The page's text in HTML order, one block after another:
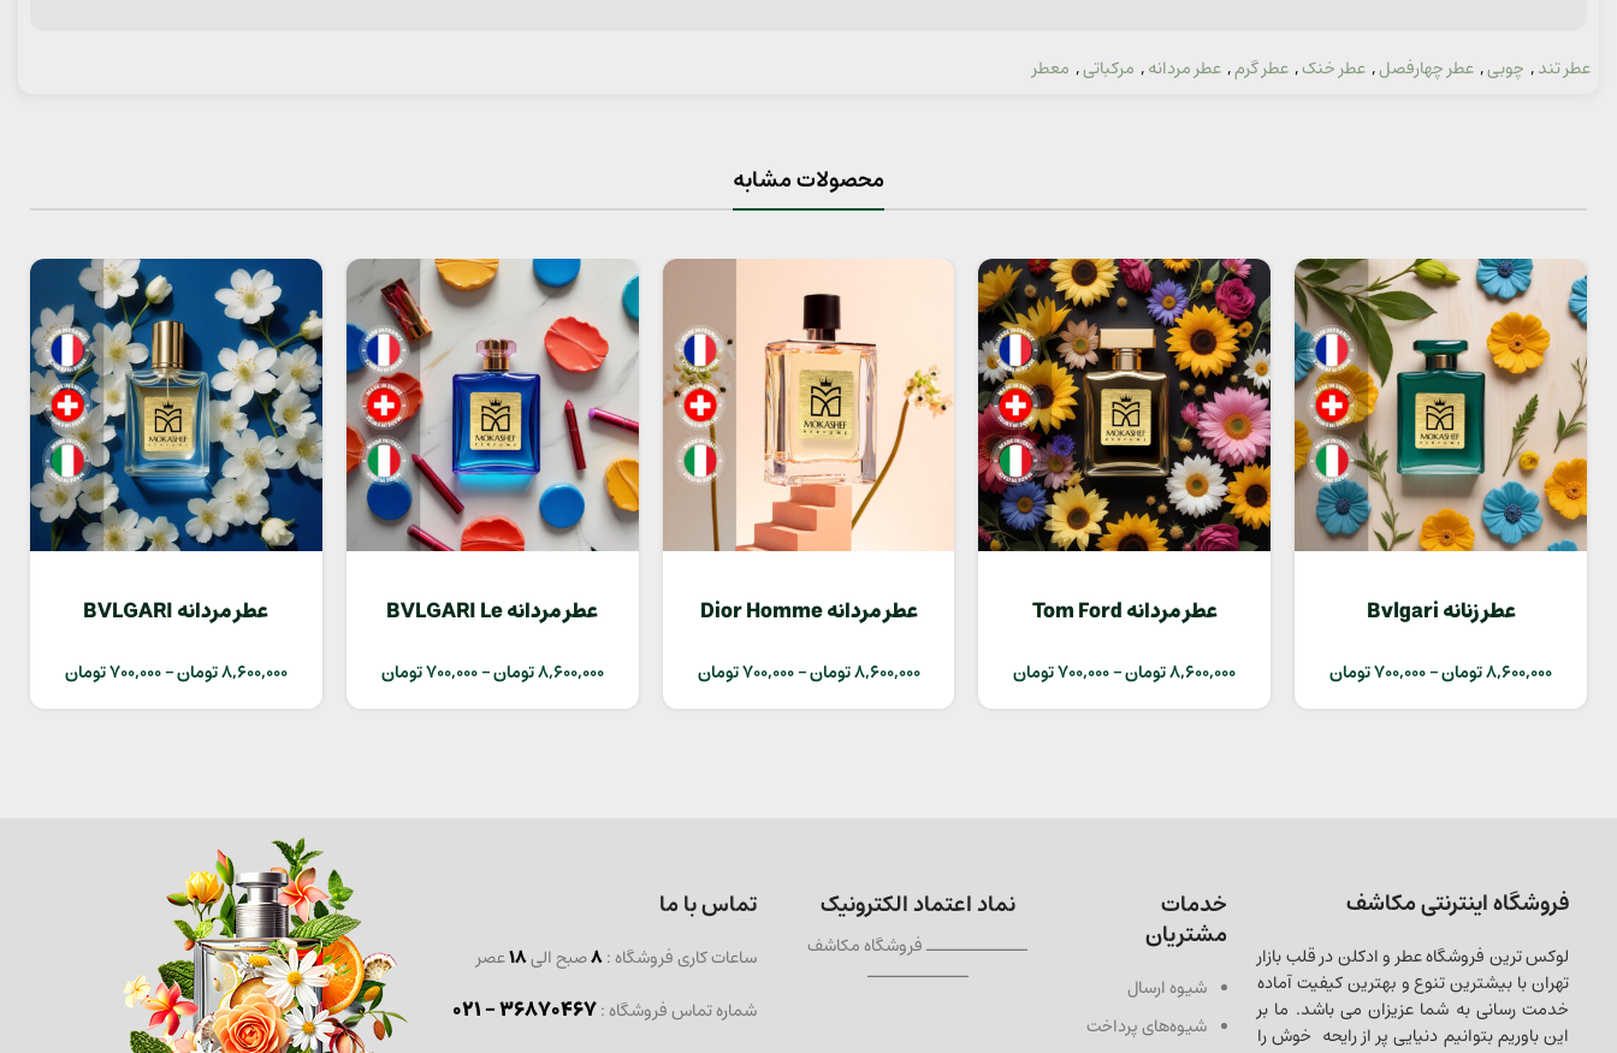
عطر تند, چوبی, عطر چهارفصل, عطر خنک, عطر گرم, عطر مردانه, مرکباتی, معطر
محصولات مشابه
عطر زنانه Bvlgari
Amarena8,600,000تومان–
700,000تومان
عطر مردانه Tom Ford
Extreme8,600,000تومان–
700,000تومان
عطر مردانه Dior Homme
Sport
8,600,000تومان–
700,000تومان
عطر مردانه BVLGARI Le
Gemme Orom8,600,000تومان–
700,000تومان
عطر مردانه BVLGARI
GYAN
8,600,000تومان–
700,000تومان
فروشگاه اینترنتی مکاشف
لوکس ترین فروشگاه عطر و ادکلن در قلب بازار
تهران با بیشترین تنوع و بهترین کیفیت آماده
خدمت رسانی به شما عزیزان می باشد. ما بر
این باوریم بتوانیم دنیایی پر از رایحه خوش را
خدمات
مشتریان
شیوه ارسال
شیوه‌های پرداخت
نماد اعتماد الکترونیک
ــــــــــــــ فروشگاه مکاشف
ــــــــــــــ
تماس با ما
ساعات کاری فروشگاه :8صبح الی18عصر
شماره تماس فروشگاه :36870467 - 021